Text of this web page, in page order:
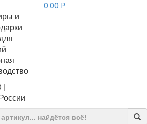
и
|
0.00 руб.